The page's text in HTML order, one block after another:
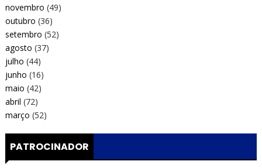
novembro (49)
outubro (36)
setembro (52)
agosto (37)
julho (44)
junho (16)
maio (42)
abril (72)
março (52)
PATROCINADOR